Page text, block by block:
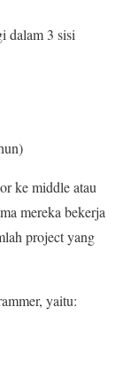
dalam 3 sisi
ke middle atau
mereka bekerja
project yang
yaitu: